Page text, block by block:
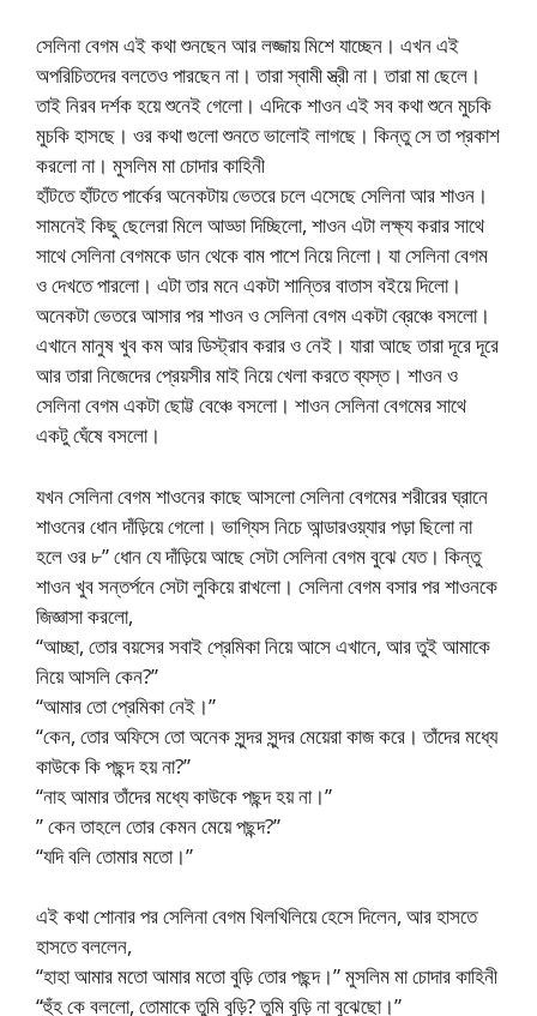
সেলিনা বেগম এই কথা শুনছেন আর লজ্জায় মিশে যাচ্ছেন। এখন এই
অপরিচিতদের বলতেও পারছেন না। তারা স্বামী স্ত্রী না। তারা মা ছেলে।
তাই নিরব দর্শক হয়ে শুনেই গেলো। এদিকে শাওন এই সব কথা শুনে মুচকি
মুচকি হাসছে। ওর কথা গুলো শুনতে ভালোই লাগছে। কিন্তু সে তা প্রকাশ
করলো না। মুসলিম মা চোদার কাহিনী
হাঁটতে হাঁটতে পার্কের অনেকটায় ভেতরে চলে এসেছে সেলিনা আর শাওন।
সামনেই কিছু ছেলেরা মিলে আড্ডা দিচ্ছিলো, শাওন এটা লক্ষ্য করার সাথে
সাথে সেলিনা বেগমকে ডান থেকে বাম পাশে নিয়ে নিলো। যা সেলিনা বেগম
ও দেখতে পারলো। এটা তার মনে একটা শান্তির বাতাস বইয়ে দিলো।
অনেকটা ভেতরে আসার পর শাওন ও সেলিনা বেগম একটা ব্রেঞ্চে বসলো।
এখানে মানুষ খুব কম আর ডিস্ট্রাব করার ও নেই। যারা আছে তারা দূরে দূরে
আর তারা নিজেদের প্রেয়সীর মাই নিয়ে খেলা করতে ব্যস্ত। শাওন ও
সেলিনা বেগম একটা ছোট্ট বেঞ্চে বসলো। শাওন সেলিনা বেগমের সাথে
একটু ঘেঁষে বসলো।
যখন সেলিনা বেগম শাওনের কাছে আসলো সেলিনা বেগমের শরীরের ঘ্রানে
শাওনের ধোন দাঁড়িয়ে গেলো। ভাগ্যিস নিচে আন্ডারওয়্যার পড়া ছিলো না
হলে ওর ৮” ধোন যে দাঁড়িয়ে আছে সেটা সেলিনা বেগম বুঝে যেত। কিন্তু
শাওন খুব সন্তর্পনে সেটা লুকিয়ে রাখলো। সেলিনা বেগম বসার পর শাওনকে
জিজ্ঞাসা করলো,
“আচ্ছা, তোর বয়সের সবাই প্রেমিকা নিয়ে আসে এখানে, আর তুই আমাকে
নিয়ে আসলি কেন?”
“আমার তো প্রেমিকা নেই।”
“কেন, তোর অফিসে তো অনেক সুন্দর সুন্দর মেয়েরা কাজ করে। তাঁদের মধ্যে
কাউকে কি পছন্দ হয় না?”
“নাহ আমার তাঁদের মধ্যে কাউকে পছন্দ হয় না।”
” কেন তাহলে তোর কেমন মেয়ে পছন্দ?”
“যদি বলি তোমার মতো।”
এই কথা শোনার পর সেলিনা বেগম খিলখিলিয়ে হেসে দিলেন, আর হাসতে
হাসতে বললেন,
“হাহা আমার মতো আমার মতো বুড়ি তোর পছন্দ।” মুসলিম মা চোদার কাহিনী
“হুঁহ কে বললো, তোমাকে তুমি বুড়ি? তুমি বুড়ি না বুঝেছো।”